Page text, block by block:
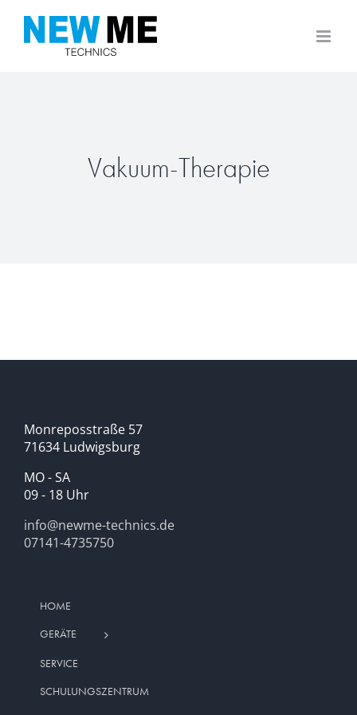
Inhalt
springen
Vakuum-Therapie
Monreposstraße 57
71634 Ludwigsburg
MO - SA
09 - 18 Uhr
info@newme-technics.de
07141-4735750
HOME
GERÄTE
SERVICE
SCHULUNGSZENTRUM